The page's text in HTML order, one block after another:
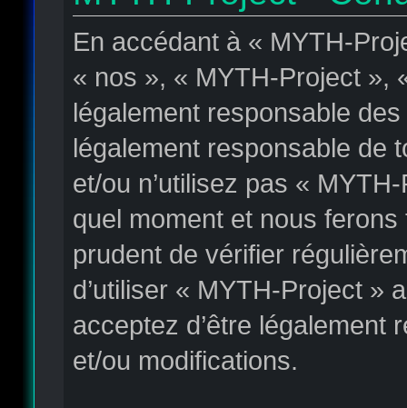
En accédant à « MYTH-
« nos », « MYTH-Project »,
légalement responsable
légalement responsable de
et/ou n’utilisez pas «
quel moment et nous
prudent de vérifier
d’utiliser « MYTH-Project »
acceptez d’être légalement
et/ou modifications.